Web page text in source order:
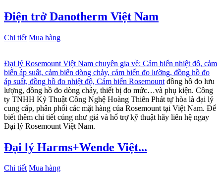
Điện trở Danotherm Việt Nam
Chi tiết Mua hàng
Đại lý Rosemount Việt Nam chuyên gia về: Cảm biến nhiệt đô, cảm
biến áp suất, cảm biến dòng chảy, cảm biến đo lường, đồng hồ đo
áp suất, đồng hồ đo nhiệt độ, Cảm biến Rosemount đồng hồ đo lưu
lượng, đồng hồ đo dòng chảy, thiết bị đo mức…và phụ kiện. Công
ty TNHH Kỹ Thuật Công Nghệ Hoàng Thiên Phát tự hòa là đại lý
cung cấp, phân phối các mặt hàng của Rosemount tại Việt Nam. Để
biết thêm chi tiết củng như giá và hổ trợ kỹ thuật hãy liên hệ ngay
Đại lý Rosemount Việt Nam.
Đại lý Harms+Wende Việt...
Chi tiết Mua hàng